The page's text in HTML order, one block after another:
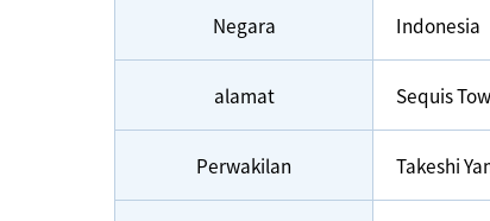
Negara Indonesia
alamat Sequis
Perwakilan Takeshi